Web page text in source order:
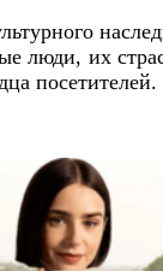
люди, их
посетителей.